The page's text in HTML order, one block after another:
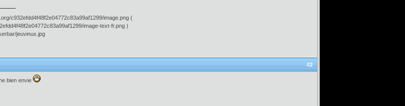
(
)
#2
bien envie